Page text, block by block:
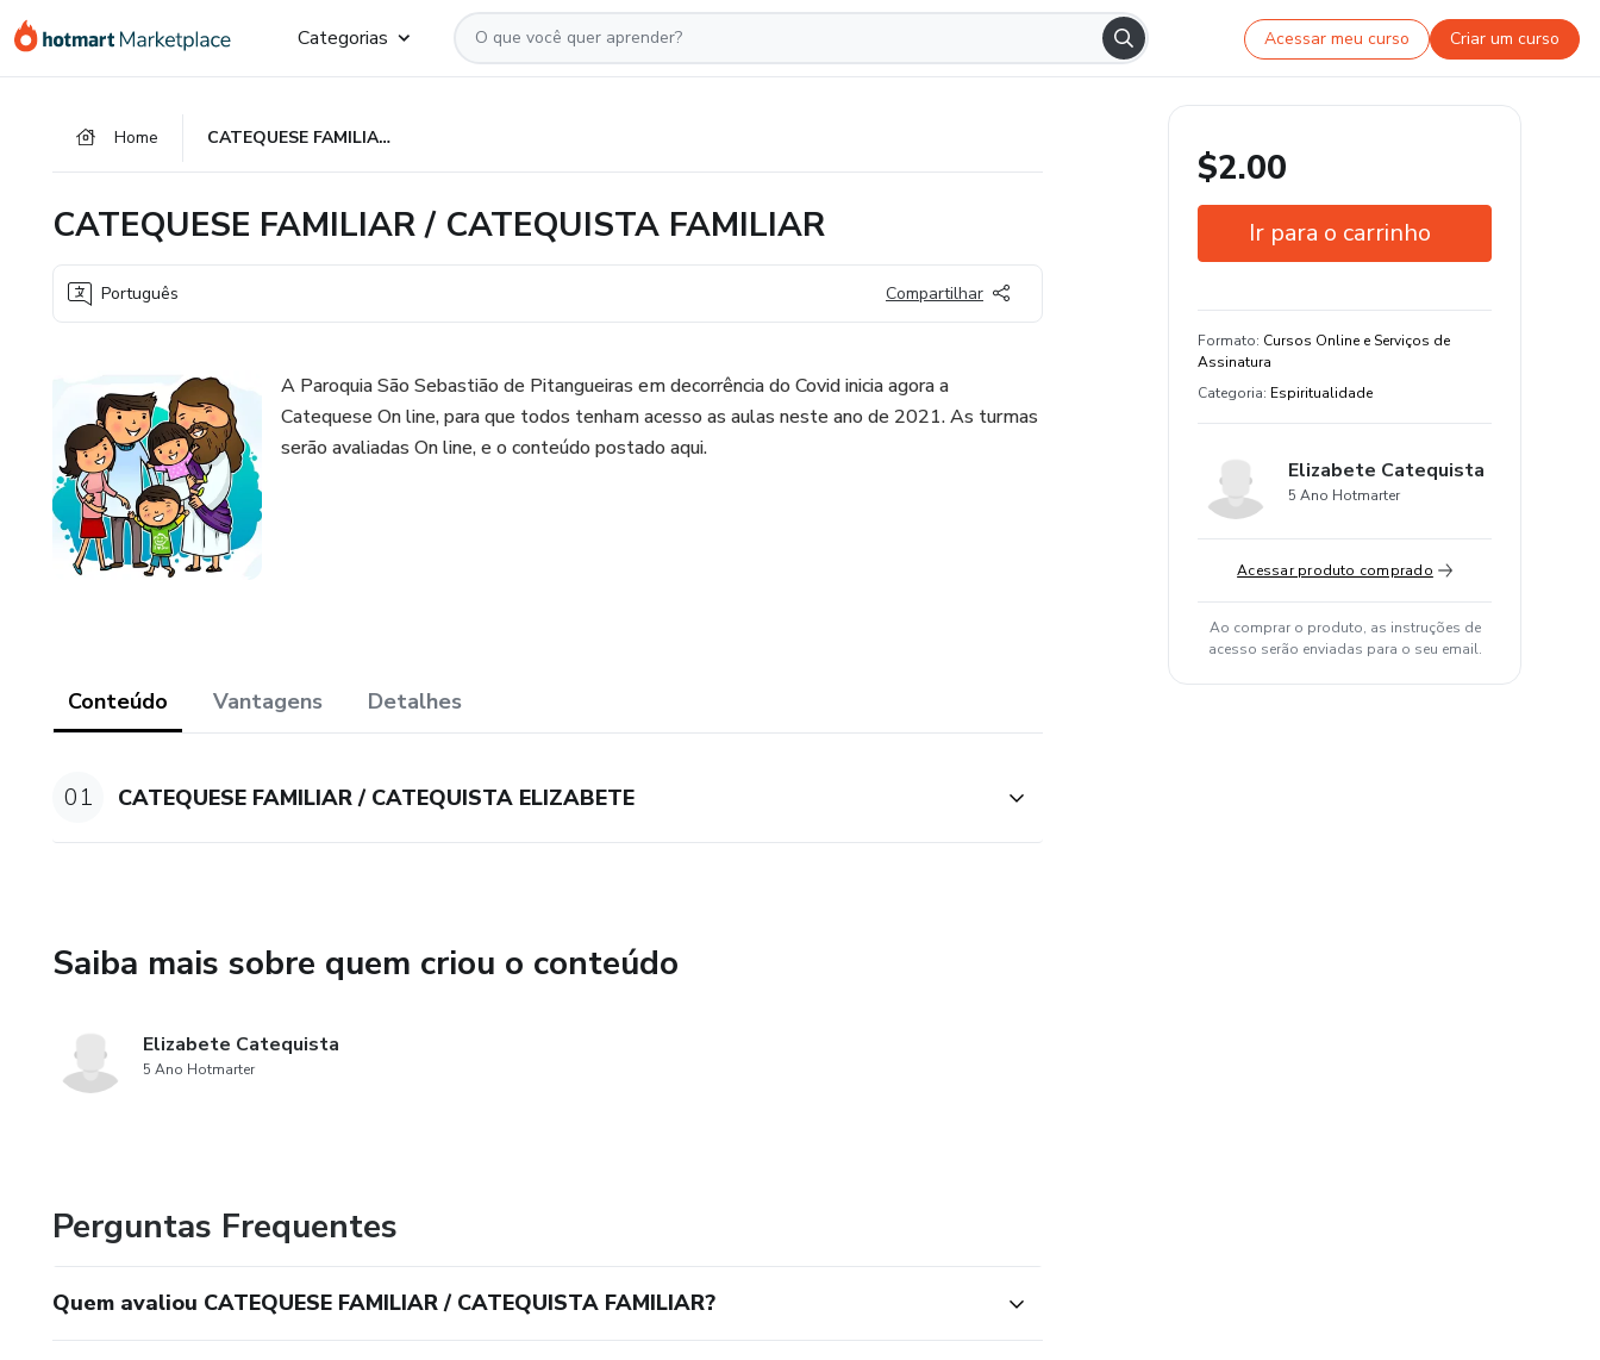
para
para
para
Categorias Acessar meu curso Criar um curso
Home CATEQUESE FAMILIAR / CATEQUISTA FAMILIAR
CATEQUESE FAMILIAR / CATEQUISTA FAMILIAR
Português Compartilhar
A Paroquia São Sebastião de Pitangueiras em decorrência do Covid inicia agora a
Catequese On line, para que todos tenham acesso as aulas neste ano de 2021. As turmas
serão avaliadas On line, e o conteúdo postado aqui.
Conteúdo Vantagens Detalhes
01 CATEQUESE FAMILIAR / CATEQUISTA ELIZABETE
Saiba mais sobre quem criou o conteúdo
Elizabete Catequista
5 Ano Hotmarter
Perguntas Frequentes
Quem avaliou CATEQUESE FAMILIAR / CATEQUISTA FAMILIAR?
$2.00
Ir para o carrinho
Estude do seu jeito e em qualquer
dispositivo
Formato: Cursos Online e Serviços de
Assinatura
Categoria: Espiritualidade
Elizabete Catequista
5 Ano Hotmarter
Acessar produto comprado
Ao comprar o produto, as instruções de
acesso serão enviadas para o seu email.